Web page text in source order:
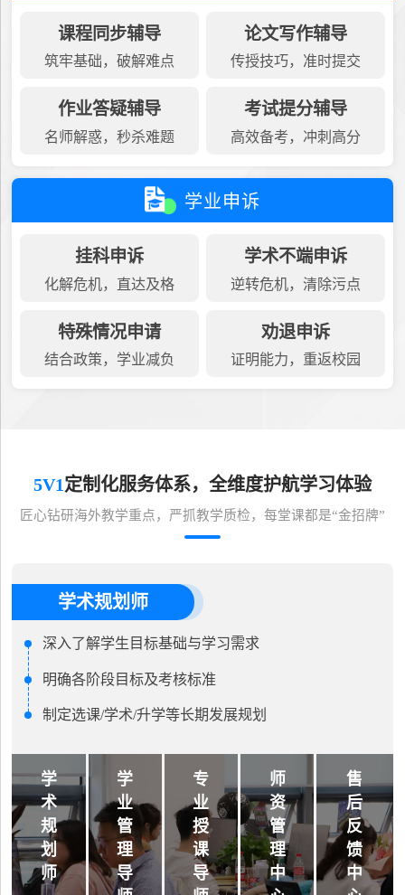
课程同步辅导
筑牢基础，破解难点
论文写作辅导
传授技巧，准时提交
作业答疑辅导
名师解惑，秒杀难题
考试提分辅导
高效备考，冲刺高分
学业申诉
挂科申诉
化解危机，直达及格
学术不端申诉
逆转危机，清除污点
特殊情况申请
结合政策，学业减负
劝退申诉
证明能力，重返校园
5V1定制化服务体系，全维度护航学习体验
匠心钻研海外教学重点，严抓教学质检，每堂课都是“金招牌”
学术规划师
深入了解学生目标基础与学习需求
明确各阶段目标及考核标准
制定选课/学术/升学等长期发展规划
学
术
规
划
师
学
业
管
理
导
专
业
授
课
导
师
资
管
理
中
售
后
反
馈
中